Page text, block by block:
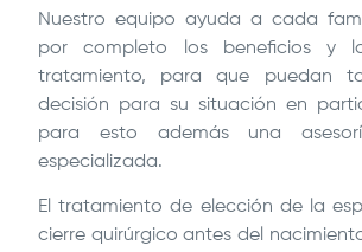
Nuestro equipo ayuda a cada
por completo los beneficios y
tratamiento, para que puedan
decisión para su situación en
para esto además una
especializada.
El tratamiento de elección de la
cierre quirúrgico antes del